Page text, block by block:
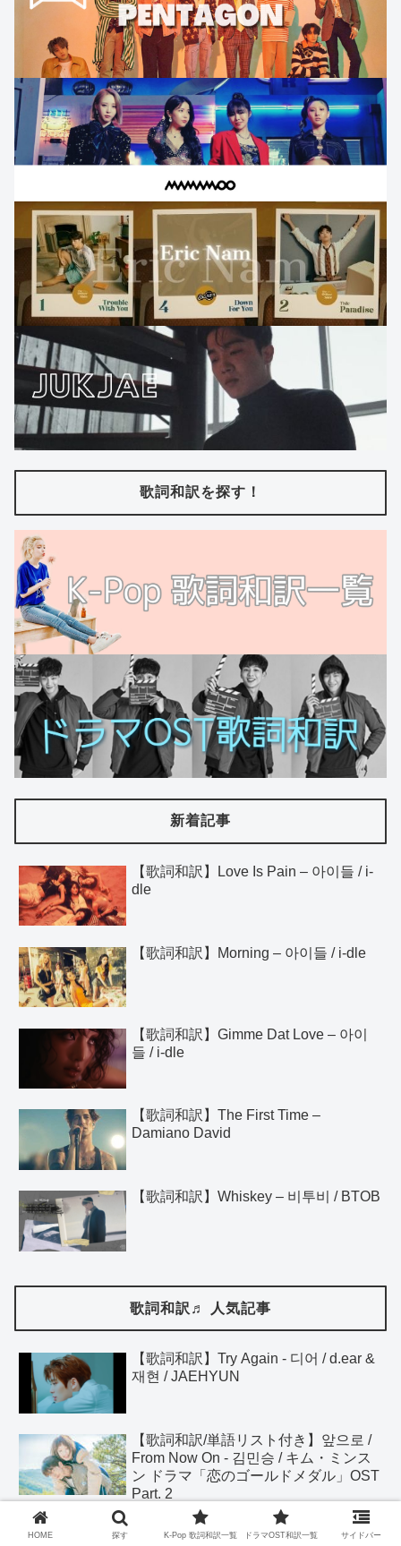
歌詞和訳を探す！
新着記事
【歌詞和訳】Love Is Pain – 아이들 / i-
dle
【歌詞和訳】Morning – 아이들 / i-dle
【歌詞和訳】Gimme Dat Love – 아이
들 / i-dle
【歌詞和訳】The First Time –
Damiano David
【歌詞和訳】Whiskey – 비투비 / BTOB
歌詞和訳♬ 人気記事
【歌詞和訳】Try Again - 디어 / d.ear &
재현 / JAEHYUN
【歌詞和訳/単語リスト付き】앞으로 /
From Now On - 김민승 / キム・ミンス
ン ドラマ「恋のゴールドメダル」OST
Part. 2
【歌詞和訳/単語リスト付き】너의 모
든 순간 / Every Moment of You - 성시경
HOME 探す K-Pop 歌詞和訳一覧 ドラマOST和訳一覧 サイドバー